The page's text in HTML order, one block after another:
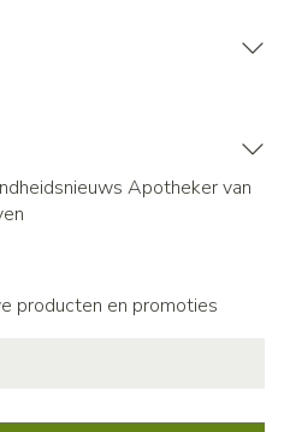
Apotheker van
producten en promoties